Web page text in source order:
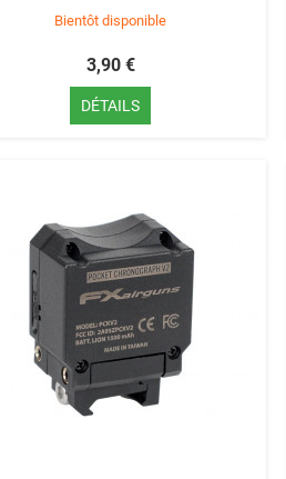
Bientôt disponible
3,90 €
DÉTAILS